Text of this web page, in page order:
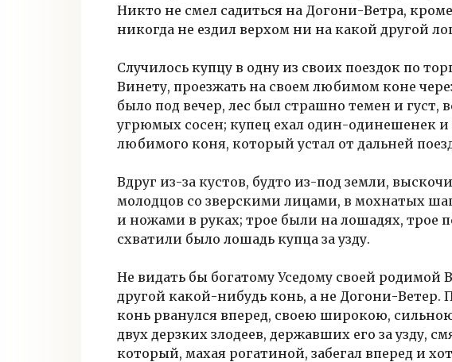
Никто не смел садиться на Догони-Ветра,
никогда не ездил верхом ни на какой другой
Случилось купцу в одну из своих поездок по
Винету, проезжать на своем любимом коне
было под вечер, лес был страшно темен и густ,
угрюмых сосен; купец ехал один-одинешенек и
любимого коня, который устал от дальней
Вдруг из-за кустов, будто из-под земли,
молодцов со зверскими лицами, в мохнатых
и ножами в руках; трое были на лошадях, трое
схватили было лошадь купца за узду.
Не видать бы богатому Уседому своей
другой какой-нибудь конь, а не Догони-Ветер.
конь рванулся вперед, своею широкою,
двух дерзких злодеев, державших его за узду,
который, махая рогатиной, забегал вперед и